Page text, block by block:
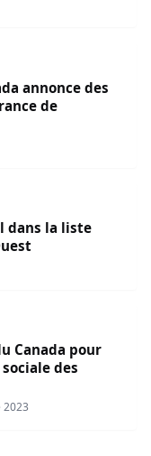
annonce des
de
dans la liste
Canada pour
des
2023